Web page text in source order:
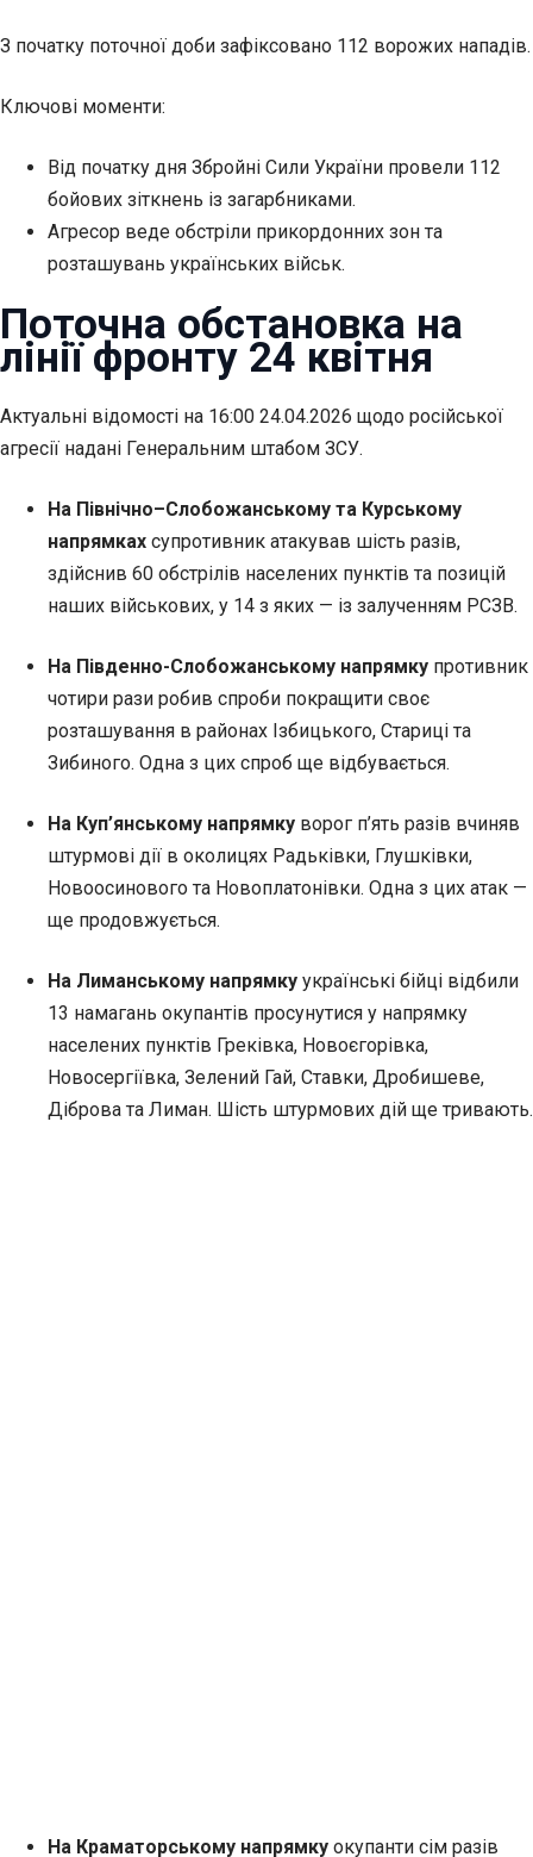
З початку поточної доби зафіксовано 112 ворожих нападів.
Ключові моменти:
Від початку дня Збройні Сили України провели 112
бойових зіткнень із загарбниками.
Агресор веде обстріли прикордонних зон та
розташувань українських військ.
Поточна обстановка на
лінії фронту 24 квітня
Актуальні відомості на 16:00 24.04.2026 щодо російської
агресії надані Генеральним штабом ЗСУ.
На Північно–Слобожанському та Курському
напрямках супротивник атакував шість разів,
здійснив 60 обстрілів населених пунктів та позицій
наших військових, у 14 з яких — із залученням РСЗВ.
На Південно-Слобожанському напрямку противник
чотири рази робив спроби покращити своє
розташування в районах Ізбицького, Стариці та
Зибиного. Одна з цих спроб ще відбувається.
На Куп’янському напрямку ворог п’ять разів вчиняв
штурмові дії в околицях Радьківки, Глушківки,
Новоосинового та Новоплатонівки. Одна з цих атак —
ще продовжується.
На Лиманському напрямку українські бійці відбили
13 намагань окупантів просунутися у напрямку
населених пунктів Греківка, Новоєгорівка,
Новосергіївка, Зелений Гай, Ставки, Дробишеве,
Діброва та Лиман. Шість штурмових дій ще тривають.
На Краматорському напрямку окупанти сім разів